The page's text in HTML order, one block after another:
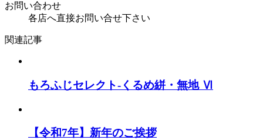
お問い合わせ
各店へ直接お問い合せ下さい
関連記事
もろふじセレクト-くるめ絣・無地 Ⅵ
【令和7年】新年のご挨拶